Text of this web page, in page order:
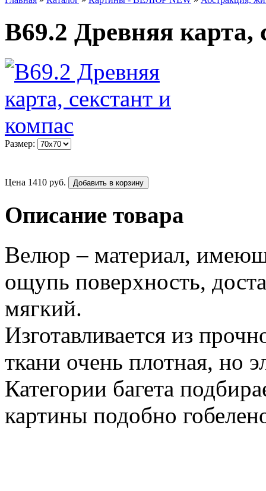
В69.2 Древняя карта,
Размер:
Цена 1410 руб. Добавить в корзину
Описание товара
Велюр – материал,
ощупь поверхность,
мягкий.
Изготавливается из
ткани очень плотная, но
Категории багета
картины подобно